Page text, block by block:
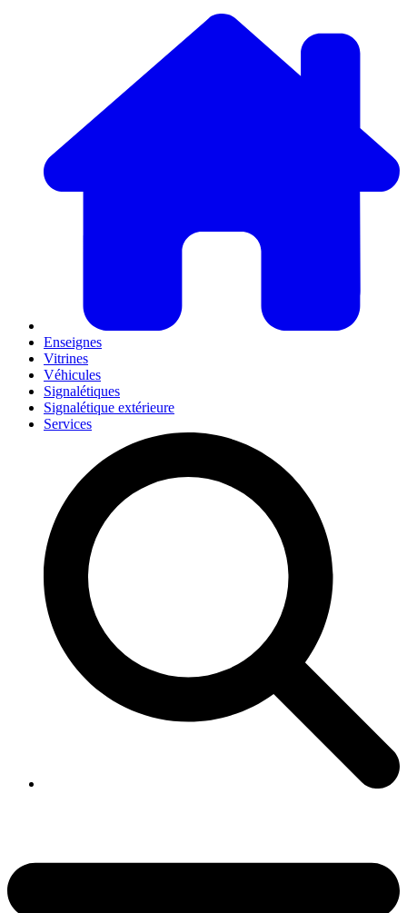
Enseignes
Vitrines
Véhicules
Signalétiques
Signalétique extérieure
Services